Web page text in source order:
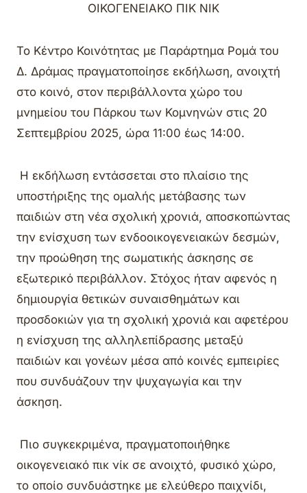
ΟΙΚΟΓΕΝΕΙΑΚΟ ΠΙΚ ΝΙΚ
Το Κέντρο Κοινότητας με Παράρτημα Ρομά του
Δ. Δράμας πραγματοποίησε εκδήλωση, ανοιχτή
στο κοινό, στον περιβάλλοντα χώρο του
μνημείου του Πάρκου των Κομνηνών στις 20
Σεπτεμβρίου 2025, ώρα 11:00 έως 14:00.
Η εκδήλωση εντάσσεται στο πλαίσιο της
υποστήριξης της ομαλής μετάβασης των
παιδιών στη νέα σχολική χρονιά, αποσκοπώντας
την ενίσχυση των ενδοοικογενειακών δεσμών,
την προώθηση της σωματικής άσκησης σε
εξωτερικό περιβάλλον. Στόχος ήταν αφενός η
δημιουργία θετικών συναισθημάτων και
προσδοκιών για τη σχολική χρονιά και αφετέρου
η ενίσχυση της αλληλεπίδρασης μεταξύ
παιδιών και γονέων μέσα από κοινές εμπειρίες
που συνδυάζουν την ψυχαγωγία και την
άσκηση.
Πιο συγκεκριμένα, πραγματοποιήθηκε
οικογενειακό πικ νίκ σε ανοιχτό, φυσικό χώρο,
το οποίο συνδυάστηκε με ελεύθερο παιχνίδι,